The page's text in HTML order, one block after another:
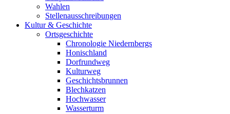
Wahlen
Stellenausschreibungen
Kultur & Geschichte
Ortsgeschichte
Chronologie Niedernbergs
Honischland
Dorfrundweg
Kulturweg
Geschichtsbrunnen
Blechkatzen
Hochwasser
Wasserturm